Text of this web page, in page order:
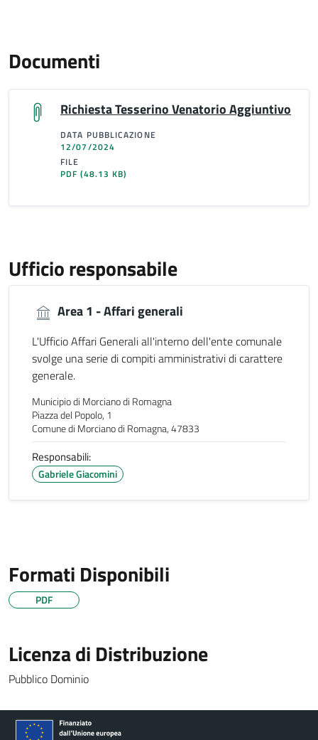
Documenti
Richiesta Tesserino Venatorio Aggiuntivo
DATA PUBBLICAZIONE
12/07/2024
FILE
PDF(48.13 KB)
Ufficio responsabile
Area 1 - Affari generali
L'Ufficio Affari Generali all'interno dell'ente comunale
svolge una serie di compiti amministrativi di carattere
generale.
Municipio di Morciano di Romagna
Piazza del Popolo, 1
Comune di Morciano di Romagna, 47833
Responsabili:
Gabriele Giacomini
Formati Disponibili
PDF
Licenza di Distribuzione
Pubblico Dominio